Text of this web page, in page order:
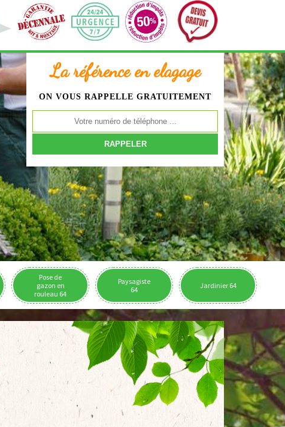
La référence en elagage
ON VOUS RAPPELLE GRATUITEMENT
Pose de
gazon en
rouleau 64
Paysagiste
64
Jardinier 64